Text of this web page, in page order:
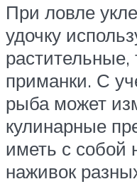
При ловле
удочку
приманки. С
рыба может
кулинарные
иметь с собой
наживок